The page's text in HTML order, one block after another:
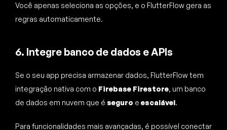
Você apenas seleciona as opções, e o FlutterFlow gera as
regras automaticamente.
6. Integre banco de dados e APIs
Se o seu app precisa armazenar dados, FlutterFlow tem
integração nativa com o Firebase Firestore, um banco
de dados em nuvem que é seguro e escalável.
Para funcionalidades mais avançadas, é possível conectar